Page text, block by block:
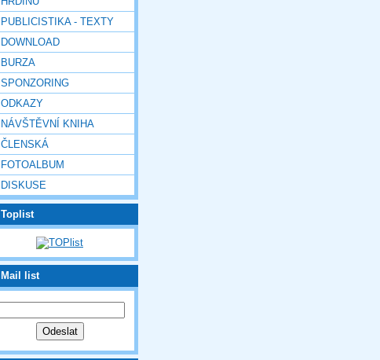
PUBLICISTIKA - TEXTY
DOWNLOAD
BURZA
SPONZORING
ODKAZY
NÁVŠTĚVNÍ KNIHA
ČLENSKÁ
FOTOALBUM
DISKUSE
Toplist
Mail list